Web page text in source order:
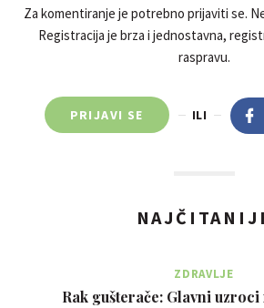
Za komentiranje je potrebno prijaviti se.
Registracija je brza i jednostavna,
raspravu.
PRIJAVI SE ILI
ZDRAVLJE
Rak gušterače: Glavni